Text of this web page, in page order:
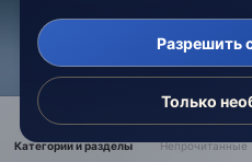
Категории и разделы Непрочитанные
Разрешить
Только